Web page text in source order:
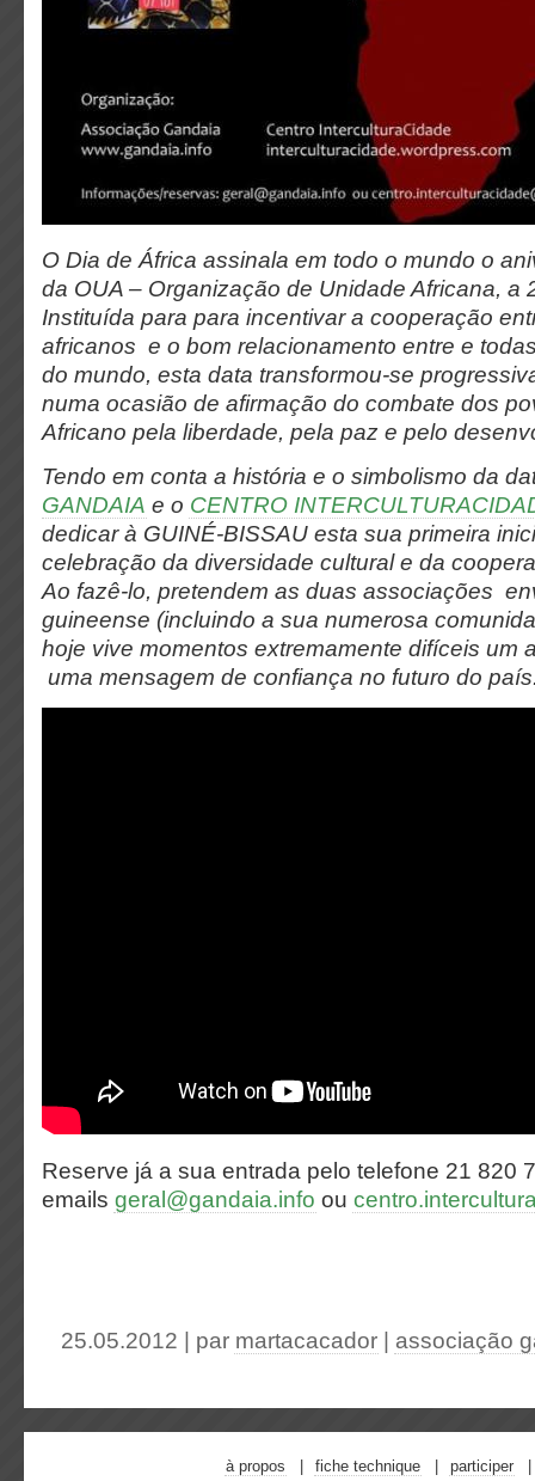
O Dia de África assinala em todo o mundo o
da OUA – Organização de Unidade Africana, a
Instituída para para incentivar a cooperação
africanos e o bom relacionamento entre e
do mundo, esta data transformou-se
numa ocasião de afirmação do combate dos
Africano pela liberdade, pela paz e pelo
Tendo em conta a história e o simbolismo da
GANDAIA e o CENTRO
dedicar à GUINÉ-BISSAU esta sua primeira
celebração da diversidade cultural e da
Ao fazê-lo, pretendem as duas associações
guineense (incluindo a sua numerosa
hoje vive momentos extremamente difíceis um
uma mensagem de confiança no futuro do
Reserve já a sua entrada pelo telefone 21 820
emails geral@gandaia.info ou
25.05.2012 | par martacacador associação
à propos fiche technique participer